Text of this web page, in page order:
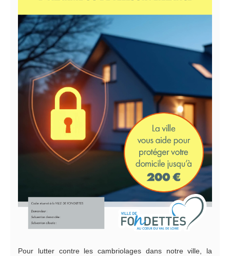
Pour lutter contre les cambriolages dans notre ville, la